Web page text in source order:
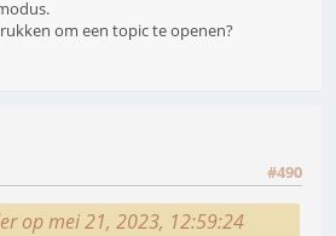
om een topic te openen?
#490
op mei 21, 2023, 12:59:24